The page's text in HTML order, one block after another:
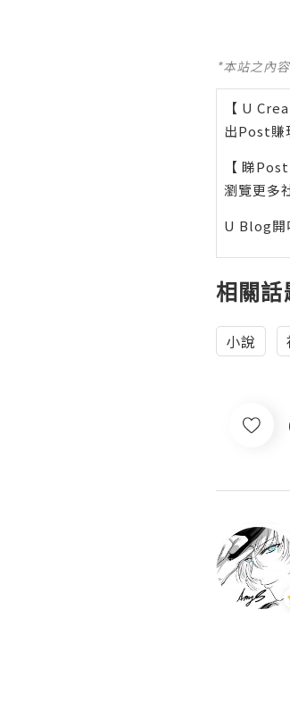
*本站之內
【 U
出Post賺
【 睇
瀏覽更多
U Blog開
相關話
小說